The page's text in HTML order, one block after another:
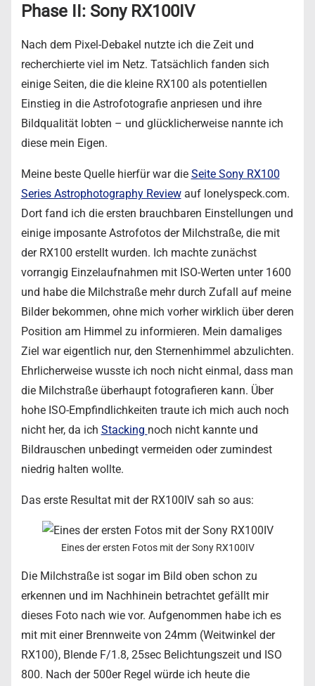
Phase II: Sony RX100IV
Nach dem Pixel-Debakel nutzte ich die Zeit und
recherchierte viel im Netz. Tatsächlich fanden sich
einige Seiten, die die kleine RX100 als potentiellen
Einstieg in die Astrofotografie anpriesen und ihre
Bildqualität lobten – und glücklicherweise nannte ich
diese mein Eigen.
Meine beste Quelle hierfür war die Seite Sony RX100
Series Astrophotography Reviewauf lonelyspeck.com.
Dort fand ich die ersten brauchbaren Einstellungen und
einige imposante Astrofotos der Milchstraße, die mit
der RX100 erstellt wurden. Ich machte zunächst
vorrangig Einzelaufnahmen mit ISO-Werten unter 1600
und habe die Milchstraße mehr durch Zufall auf meine
Bilder bekommen, ohne mich vorher wirklich über deren
Position am Himmel zu informieren. Mein damaliges
Ziel war eigentlich nur, den Sternenhimmel abzulichten.
Ehrlicherweise wusste ich noch nicht einmal, dass man
die Milchstraße überhaupt fotografieren kann. Über
hohe ISO-Empfindlichkeiten traute ich mich auch noch
nicht her, da ich Stacking noch nicht kannte und
Bildrauschen unbedingt vermeiden oder zumindest
niedrig halten wollte.
Das erste Resultat mit der RX100IV sah so aus:
Eines der ersten Fotos mit der Sony RX100IV
Die Milchstraße ist sogar im Bild oben schon zu
erkennen und im Nachhinein betrachtet gefällt mir
dieses Foto nach wie vor. Aufgenommen habe ich es
mit mit einer Brennweite von 24mm (Weitwinkel der
RX100), Blende F/1.8, 25sec Belichtungszeit und ISO
800. Nach der 500er Regel würde ich heute die